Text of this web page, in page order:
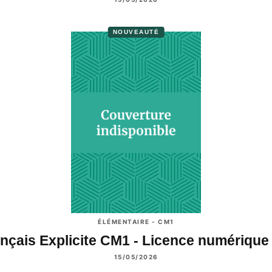
NOUVEAUTÉ
ÉLÉMENTAIRE - CM1
Explicite CM1 - Licence
15/05/2026